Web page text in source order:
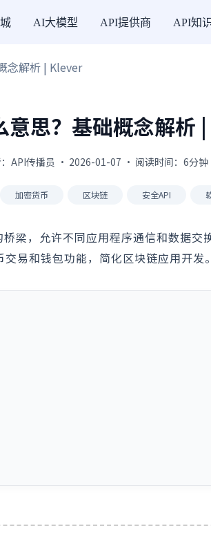
AI大模型 API提供商 API知
念解析 | Klever
意思？基础概念解析
：API传播员 · 2026-01-07 · 阅读时间：6分钟
加密货币 区块链 安全API
梁，允许不同应用程序通信和数据
易和钱包功能，简化区块链应用开发。